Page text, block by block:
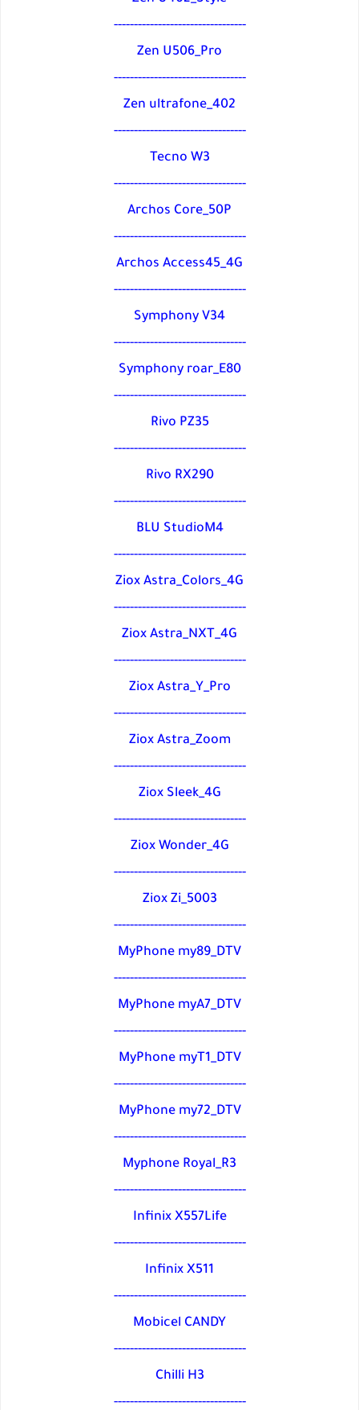
---------------------------------
Zen U506_Pro
---------------------------------
Zen ultrafone_402
---------------------------------
Tecno W3
---------------------------------
Archos Core_50P
---------------------------------
Archos Access45_4G
---------------------------------
Symphony V34
---------------------------------
Symphony roar_E80
---------------------------------
Rivo PZ35
---------------------------------
Rivo RX290
---------------------------------
BLU StudioM4
---------------------------------
Ziox Astra_Colors_4G
---------------------------------
Ziox Astra_NXT_4G
---------------------------------
Ziox Astra_Y_Pro
---------------------------------
Ziox Astra_Zoom
---------------------------------
Ziox Sleek_4G
---------------------------------
Ziox Wonder_4G
---------------------------------
Ziox Zi_5003
---------------------------------
MyPhone my89_DTV
---------------------------------
MyPhone myA7_DTV
---------------------------------
MyPhone myT1_DTV
---------------------------------
MyPhone my72_DTV
---------------------------------
Myphone Royal_R3
---------------------------------
Infinix X557Life
---------------------------------
Infinix X511
---------------------------------
Mobicel CANDY
---------------------------------
Chilli H3
---------------------------------